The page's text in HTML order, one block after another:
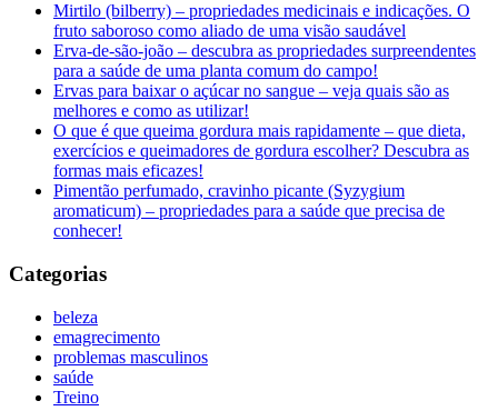
Mirtilo (bilberry) – propriedades medicinais e indicações. O
fruto saboroso como aliado de uma visão saudável
Erva-de-são-joão – descubra as propriedades surpreendentes
para a saúde de uma planta comum do campo!
Ervas para baixar o açúcar no sangue – veja quais são as
melhores e como as utilizar!
O que é que queima gordura mais rapidamente – que dieta,
exercícios e queimadores de gordura escolher? Descubra as
formas mais eficazes!
Pimentão perfumado, cravinho picante (Syzygium
aromaticum) – propriedades para a saúde que precisa de
conhecer!
Categorias
beleza
emagrecimento
problemas masculinos
saúde
Treino